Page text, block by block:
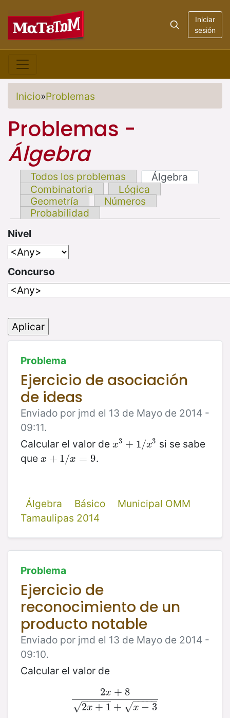
Iniciar
sesión
Inicio»Problemas
Problemas -
Álgebra
Todos los problemas
Álgebra
Combinatoria
Lógica
Geometría
Números
Probabilidad
Nivel
Concurso
Problema
Ejercicio de asociación
de ideas
Enviado por jmd el 13 de Mayo de 2014 -
09:11.
Calcular el valor de x3 + 1/x3
x3 +1 /x3
si se sabe
que x + 1/x = 9
x+1 /x=9 .
Álgebra Básico
Municipal OMM
Tamaulipas 2014
Problema
Ejercicio de
reconocimiento de un
producto notable
Enviado por jmd el 13 de Mayo de 2014 -
09:10.
Calcular el valor de
2x + 8
2x + 1
− −
−−−
√ + x − 3
− −
−−−
√
2x+82x+1+x−3